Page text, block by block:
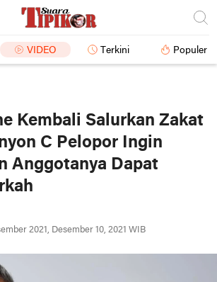
VIDEO Terkini Populer
Kembali Salurkan Zakat
C Pelopor Ingin
Anggotanya Dapat
2021, Desember 10, 2021 WIB